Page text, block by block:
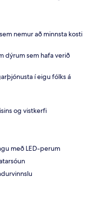
nemur að minnsta kosti
dýrum sem hafa verið
í eigu fólks á
og vistkerfi
með LED-perum